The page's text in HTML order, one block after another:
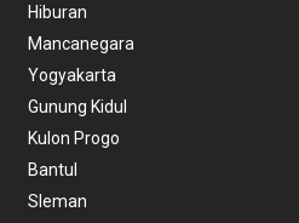
Hiburan
Mancanegara
Yogyakarta
Gunung Kidul
Kulon Progo
Bantul
Sleman